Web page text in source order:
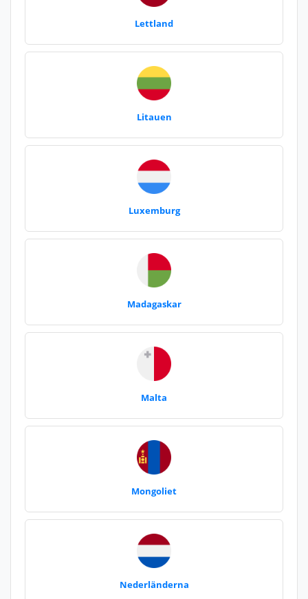
Lettland
Litauen
Luxemburg
Madagaskar
Malta
Mongoliet
Nederländerna